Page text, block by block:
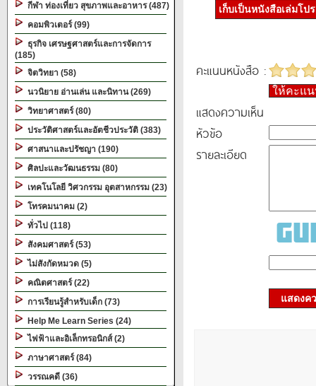
กีฬา ท่องเที่ยว สุขภาพและอาหาร (487)
คอมพิวเตอร์ (99)
ธุรกิจ เศรษฐศาสตร์และการจัดการ
(185)
จิตวิทยา (58)
นวนิยาย อ่านเล่น และนิทาน (269)
วิทยาศาสตร์ (80)
ประวัติศาสตร์และอัตชีวประวัติ (383)
ศาสนาและปรัชญา (190)
ศิลปะและวัฒนธรรม (80)
เทคโนโลยี วิศวกรรม อุตสาหกรรม (23)
โทรคมนาคม (2)
ทั่วไป (118)
สังคมศาสตร์ (53)
ไม่สังกัดหมวด (5)
คณิตศาสตร์ (22)
การเรียนรู้สำหรับเด็ก (73)
Help Me Learn Series (24)
ไฟฟ้าและอิเล็กทรอนิกส์ (2)
ภาษาศาสตร์ (84)
วรรณคดี (36)
เก็บเป็นหนังสือเล่มโป
คะแนนหนังสือ :
ให้คะแ
แสดงความเห็น
หัวข้อ
รายละเอียด
แสดงค